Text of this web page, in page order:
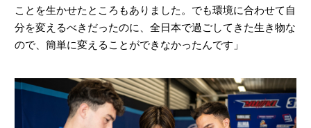
ことを生かせたところもありました。でも環境に合わせて自
分を変えるべきだったのに、全日本で過ごしてきた生き物な
ので、簡単に変えることができなかったんです」